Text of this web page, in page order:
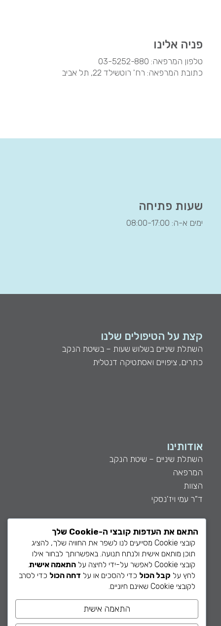
פניה אלינו
טלפון המרפאה: 03-5252-880
כתובת המרפאה: רח' רוטשילד 22, תל אביב
שעות פתיחה
ימים א-ה: 08:00-17:00
קצת על הטיפולים שלנו
השתלת שיניים בשלוש שעות – בשיטת הנקב
כתרים, ציפויים ואסתטיקה דנטלית
אודותינו
השתלת שיניים – שיטת הנקב
המרפאה
הצוות
ד"ר עמי ויז'נסקי
חשוב לדעת
מאמרים
שאלות נפוצות
מה קורה ביום הטיפול
הצהרת נגישות
התאם את העדפות קובצי ה-Cookie שלך
קובצי Cookie מסייעים לנו לשפר את החוויה שלך, להציג
תוכן מותאם אישית ולנתח תנועה. באפשרותך לבחור אילו
קובצי Cookie לאפשר על-ידי לחיצה על
התאמה אישית.
לחץ על קבל הכול כדי להסכים או על דחה הכול כדי לסרב
לקובצי Cookie שאינם חיוניים.
התאמה אישית